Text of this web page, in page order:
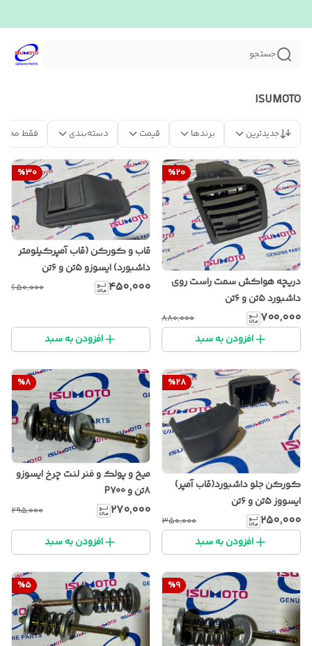
جستجو
ISUMOTO
جدیدترین برندها قیمت دسته‌بندی فقط
%20
دریچه هواکش سمت راست روی
داشبورد ۵تن و ۶تن
۷۰۰٬۰۰۰ ۸۸۰٬۰۰۰
افزودن به سبد
%30
قاب و کورکن (قاب آمپرکیلومتر
داشبورد) ایسوزو ۵تن و ۶تن
۴۵۰٬۰۰۰ ۶۵۰٬۰۰۰
افزودن به سبد
%28
کورکن جلو داشبورد(قاب آمپر)
ایسووز ۵تن و ۶تن
۲۵۰٬۰۰۰ ۳۵۰٬۰۰۰
افزودن به سبد
%8
میخ و پولک و فنر لنت چرخ ایسوزو
۸تن و P700
۲۷۰٬۰۰۰ ۲۹۵٬۰۰۰
افزودن به سبد
%9
%5